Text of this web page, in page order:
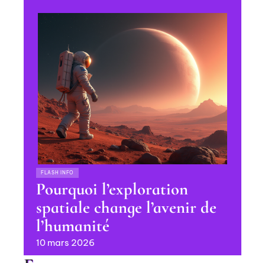
FLASH INFO
Pourquoi l’exploration
spatiale change l’avenir de
l’humanité
10 mars 2026